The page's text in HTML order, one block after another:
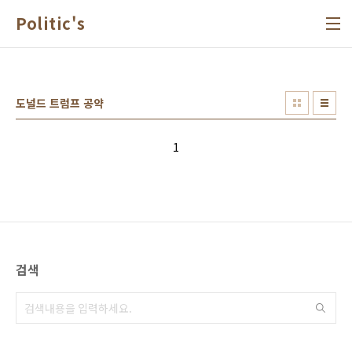
Politic's
도널드 트럼프 공약
1
검색